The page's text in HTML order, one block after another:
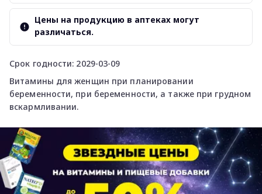
Срок годности: 2029-03-09
Витамины для женщин при планировании
беременности, при беременности, а также при грудном
вскармливании.
Цены на продукцию в аптеках могут
различаться.